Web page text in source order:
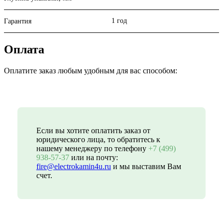
Гарантия 1 год
Оплата
Оплатите заказ любым удобным для вас способом:
Если вы хотите оплатить заказ от
юридического лица, то обратитесь к
нашему менеджеру по телефону +7 (499)
938-57-37или на почту:
fire@electrokamin4u.ru и мы выставим Вам
счет.